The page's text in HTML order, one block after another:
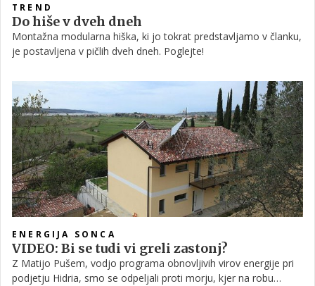
TREND
Do hiše v dveh dneh
Montažna modularna hiška, ki jo tokrat predstavljamo v članku,
je postavljena v pičlih dveh dneh. Poglejte!
ENERGIJA SONCA
VIDEO: Bi se tudi vi greli zastonj?
Z Matijo Pušem, vodjo programa obnovljivih virov energije pri
podjetju Hidria, smo se odpeljali proti morju, kjer na robu